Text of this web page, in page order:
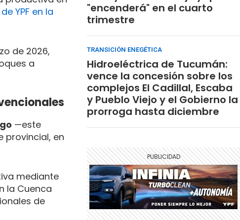
YPF en la
de 2026,
a
—este
provincial, en
mediante
la Cuenca
de
"encenderá" en el cuarto
trimestre
TRANSICIÓN ENEGÉTICA
Hidroeléctrica de Tucumán:
vence la concesión sobre los
complejos El Cadillal, Escaba
y Pueblo Viejo y el Gobierno la
prorroga hasta diciembre